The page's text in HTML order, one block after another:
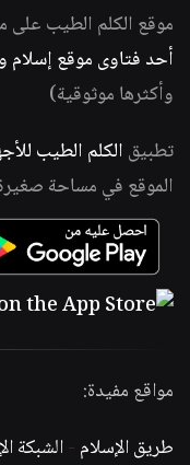
موقع الكلم الطيب على
أحد فتاوى موقع إسلام
وأكثرها موثوقية)
تطبيق الكلم الطيب
الموقع في مساحة صغيرة
مواقع مفيدة:
طريق الإسلام -الشبكة